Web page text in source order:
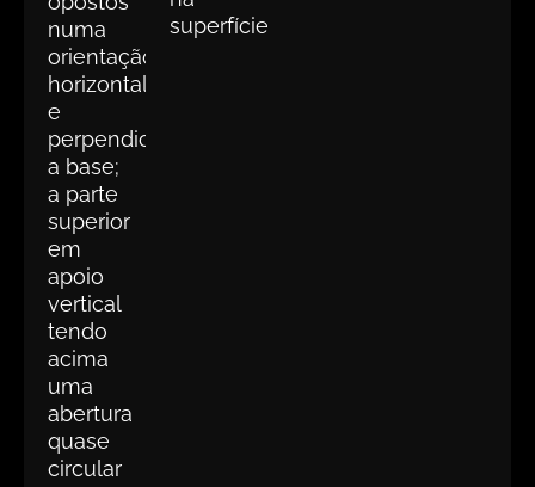
numa
orientação
horizontal
e
perpendicular
a base;
a parte
superior
em
apoio
vertical
tendo
acima
uma
abertura
quase
circular
superfície